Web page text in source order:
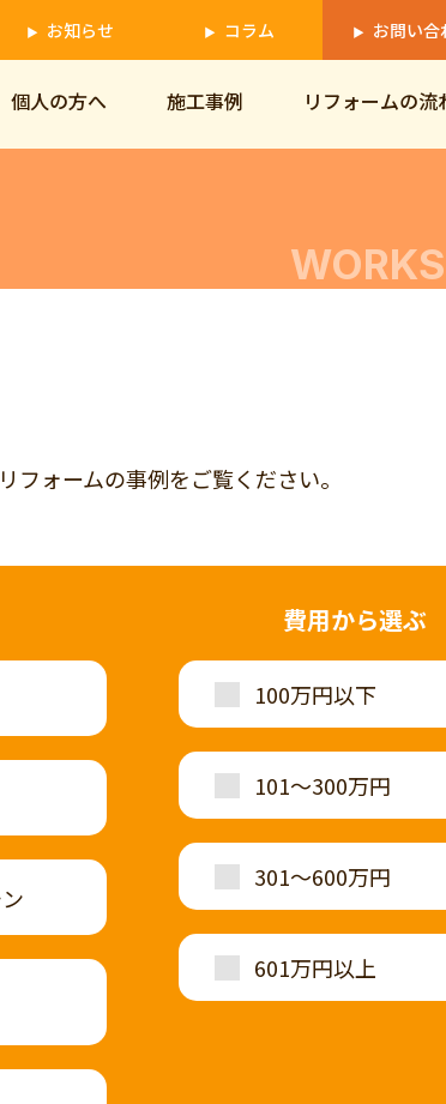
▶ お知らせ ▶ コラム ▶ お問い
個人の方へ 施工事例 リフォームの流
WORKS
ォームの事例をご覧ください。
費用から選ぶ
100万円以下
101～300万円
301～600万円
601万円以上